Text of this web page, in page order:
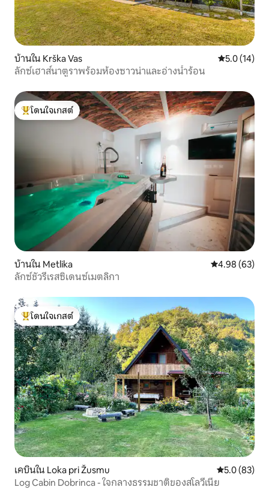
บ้านใน Krška Vas คะแนนเฉลี่ย
5.0 (14)
ลักซ์เฮาส์นาตูราพร้อมห้องซาวน่าและอ่างน้ำร้อน
โดนใจเกสต์ที่สุด
โดนใจเกสต์
บ้านใน Metlika คะแนนเฉลี่ย
4.98 (63)
ลักซ์ชัวรีเรสซิเดนซ์เมตลิกา
โดนใจเกสต์ที่สุด
โดนใจเกสต์
เคบินใน Loka pri Žusmu คะแนนเฉลี่ย
5.0 (83)
Log Cabin Dobrinca - ใจกลางธรรมชาติของสโลวีเนีย